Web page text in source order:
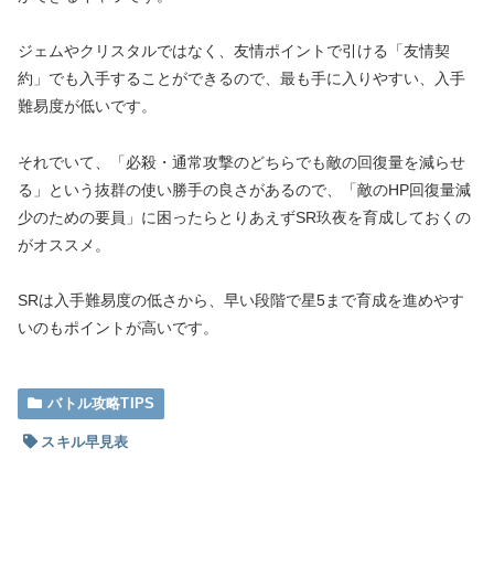
ジェムやクリスタルではなく、友情ポイントで引ける「友情契
約」でも入手することができるので、最も手に入りやすい、入手
難易度が低いです。
それでいて、「必殺・通常攻撃のどちらでも敵の回復量を減らせ
る」という抜群の使い勝手の良さがあるので、「敵のHP回復量減
少のための要員」に困ったらとりあえずSR玖夜を育成しておくの
がオススメ。
SRは入手難易度の低さから、早い段階で星5まで育成を進めやす
いのもポイントが高いです。
バトル攻略TIPS
スキル早見表